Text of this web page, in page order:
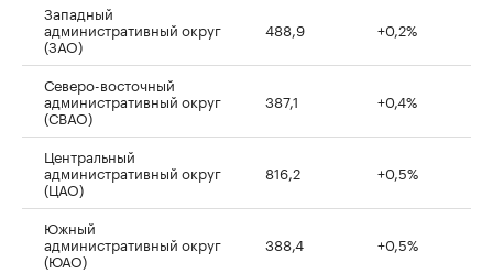
Западный
административный округ
(ЗАО)
488,9 +0,2%
Северо-восточный
административный округ
(СВАО)
387,1 +0,4%
Центральный
административный округ
(ЦАО)
816,2 +0,5%
Южный
административный округ
(ЮАО)
388,4 +0,5%